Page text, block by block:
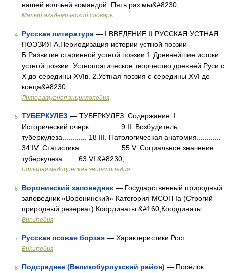
нашей волчьей командой. Пять раз мы&#8230; …
Малый академический словарь
4 Русская литература — I.ВВЕДЕНИЕ II.РУССКАЯ УСТНАЯ
ПОЭЗИЯ А.Периодизация истории устной поэзии
Б.Развитие старинной устной поэзии 1.Древнейшие истоки
устной поэзии. Устнопоэтическое творчество древней Руси с
X до середины XVIв. 2.Устная поэзия с середины XVI до
конца&#8230; …
Литературная энциклопедия
5 ТУБЕРКУЛЕЗ — ТУБЕРКУЛЕЗ. Содержание: I.
Исторический очерк............... 9 II. Возбудитель
туберкулеза............ 18 III. Патологическая анатомия............
34 IV. Статистика.................... 55 V. Социальное значение
туберкулеза....... 63 VІ.&#8230; …
Большая медицинская энциклопедия
6 Воронинский заповедник — Государственный природный
заповедник «Воронинский» Категория МСОП Ia (Строгий
природный резерват) Координаты:&#160;Координаты …
Википедия
7 Русская псовая борзая — Характеристики Рост …
Википедия
8 Подсреднее (Великобурлукский район) — Посёлок